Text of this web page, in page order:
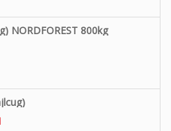
NORDFOREST 800kg